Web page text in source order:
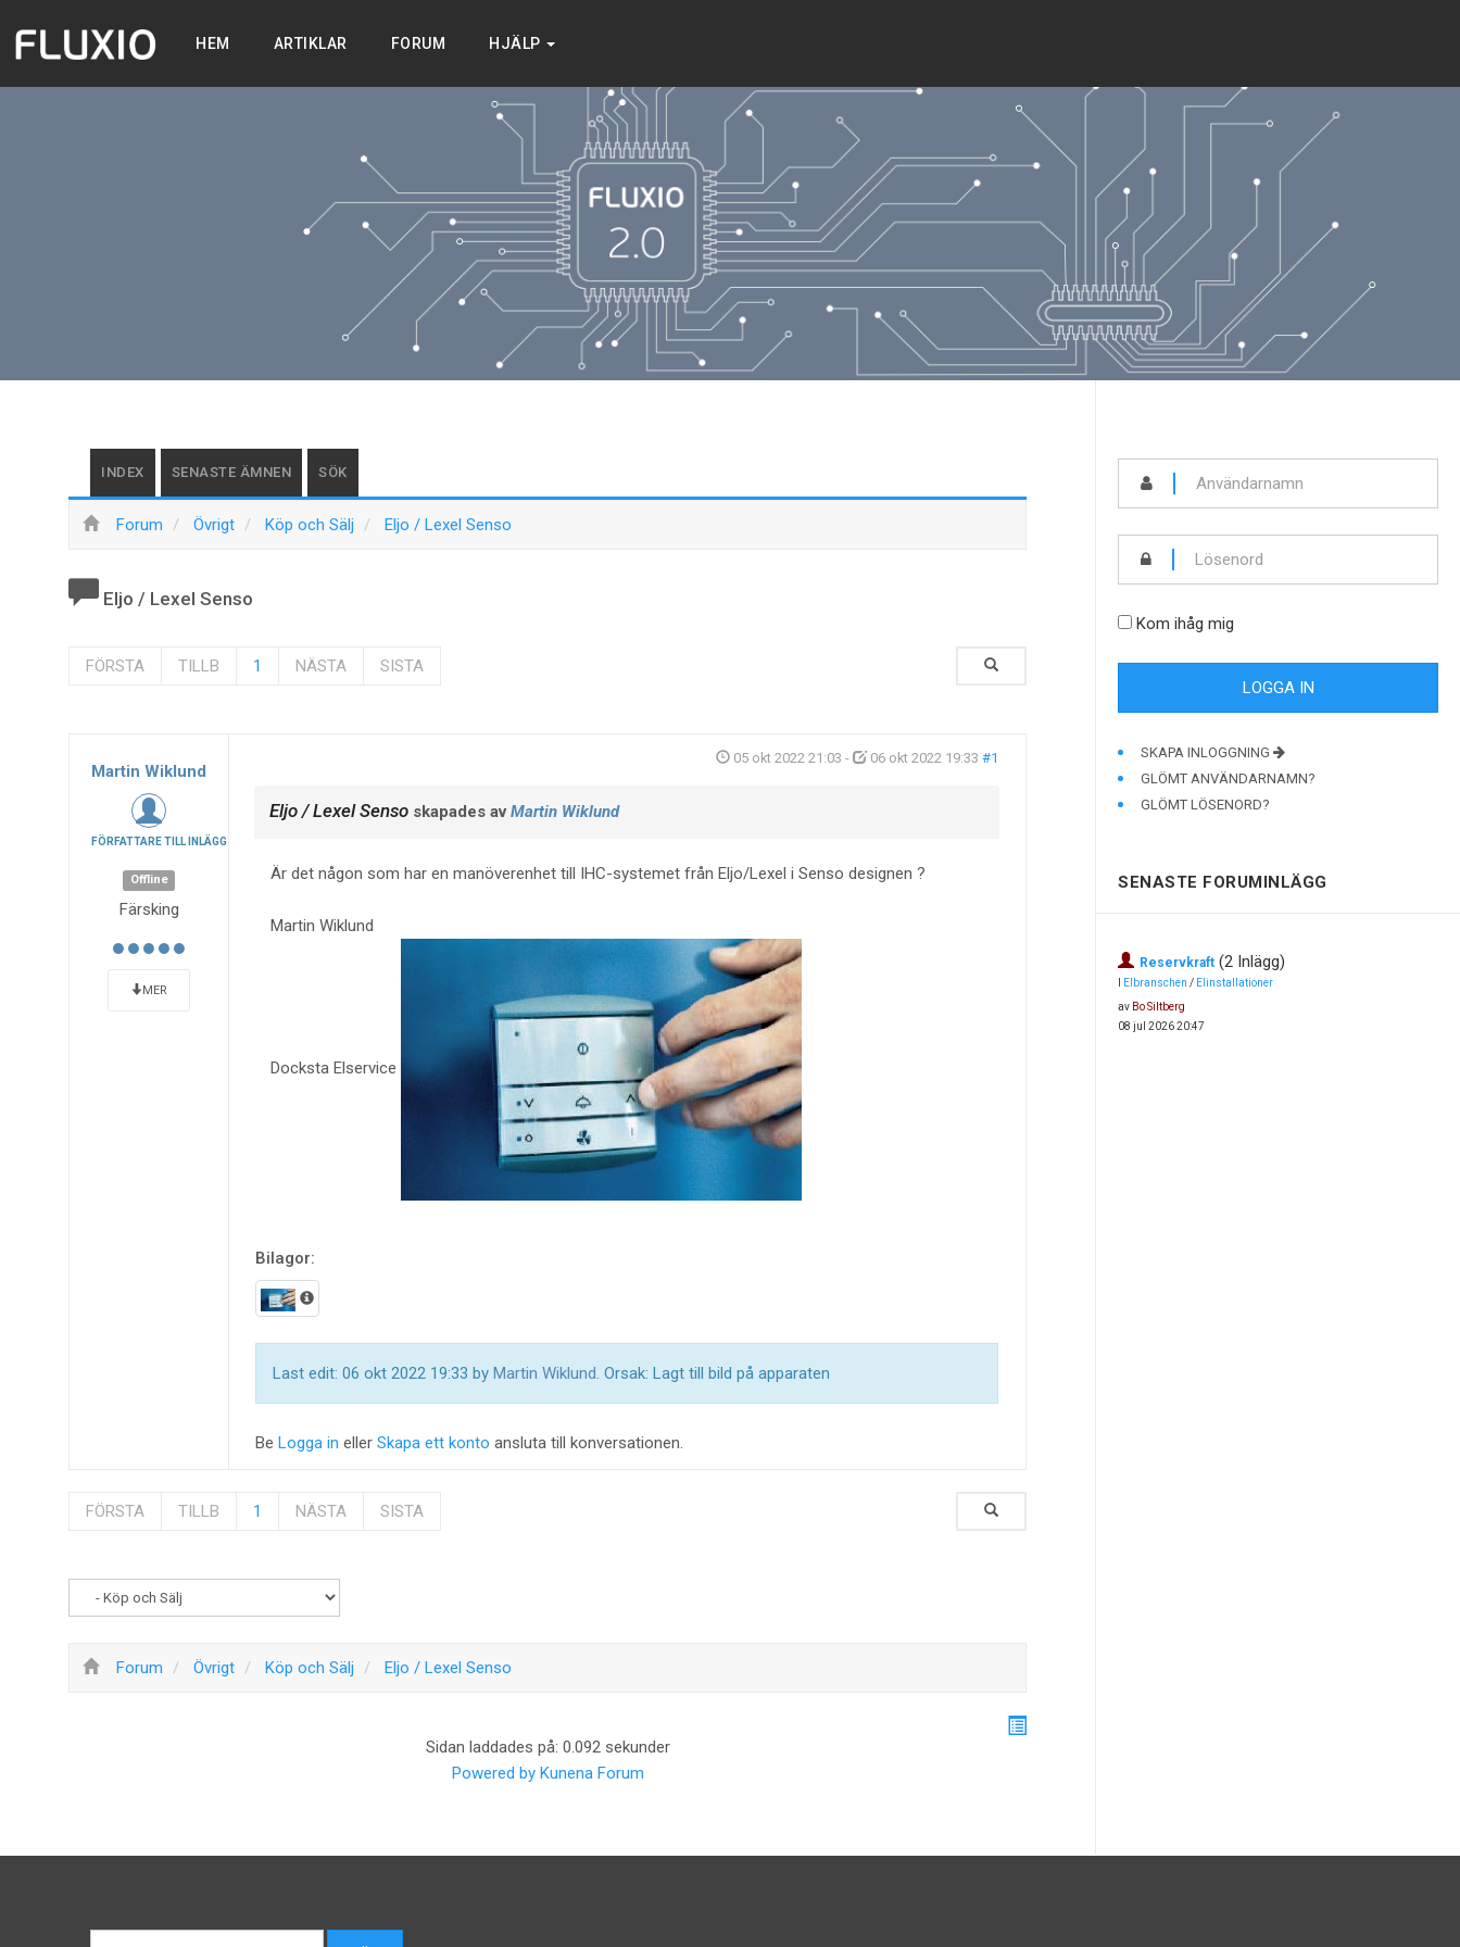
HEM ARTIKLAR FORUM HJÄLP
INDEX SENASTE ÄMNEN SÖK
Forum Övrigt Köp och Sälj Eljo / Lexel Senso
Eljo / Lexel Senso
FÖRSTA TILLB 1 NÄSTA SISTA
Martin Wiklund
FÖRFATTARE TILL INLÄGG
Offline
Färsking
MER
05 okt 2022 21:03 - 06 okt 2022 19:33 #1
Eljo / Lexel Sensoskapades avMartin Wiklund
Är det någon som har en manöverenhet till IHC-systemet från Eljo/Lexel i Senso designen ?
Martin Wiklund
Docksta Elservice
Bilagor:
Last edit: 06 okt 2022 19:33 by Martin Wiklund. Orsak: Lagt till bild på apparaten
Be Logga in eller Skapa ett konto ansluta till konversationen.
FÖRSTA TILLB 1 NÄSTA SISTA
Forum Övrigt Köp och Sälj Eljo / Lexel Senso
Sidan laddades på: 0.092 sekunder
Powered by Kunena Forum
Kom ihåg mig
SKAPA INLOGGNING
GLÖMT ANVÄNDARNAMN?
GLÖMT LÖSENORD?
SENASTE FORUMINLÄGG
Reservkraft (2 Inlägg)
Elbranschen / Elinstallationer
av Bo Siltberg
08 jul 2026 20:47